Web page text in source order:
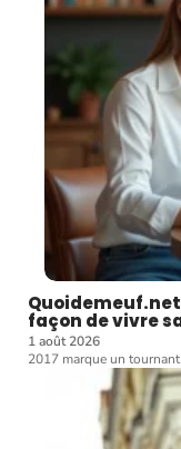
façon de vivre
1 août 2026
2017 marque un